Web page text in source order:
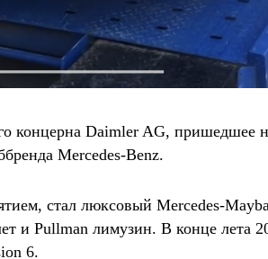
концерна Daimler AG, пришедшее
Mercedes-Benz.
стал люксовый Mercedes-
и Pullman лимузин. В конце лета
6.